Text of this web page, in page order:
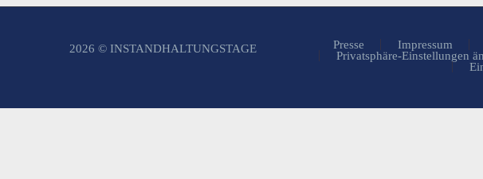
Presse Impressum
Privatsphäre-Einstellungen
2026 © INSTANDHALTUNGSTAGE